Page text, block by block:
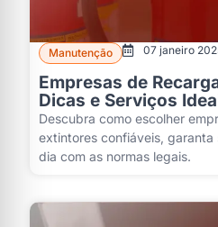
Manutenção 07 janeiro
Empresas de
Dicas e Serviços
Descubra como escolher
extintores confiáveis, garanta
dia com as normas legais.